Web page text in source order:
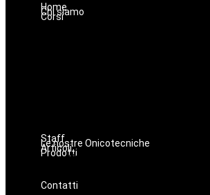
Home
Chi siamo
Corsi
Staff
Le nostre Onicotecniche
Articoli
ProdottiOniconails
Prodotti per ricostruzione unghie
Contatti